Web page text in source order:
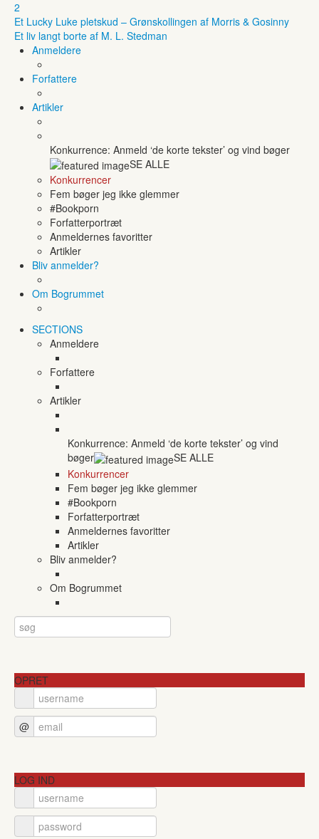
2
Et Lucky Luke pletskud – Grønskollingen af Morris & Gosinny
Et liv langt borte af M. L. Stedman
Anmeldere
Forfattere
Artikler
Konkurrence: Anmeld ‘de korte tekster’ og vind bøger
SE ALLE
Konkurrencer
Fem bøger jeg ikke glemmer
#Bookporn
Forfatterportræt
Anmeldernes favoritter
Artikler
Bliv anmelder?
Om Bogrummet
SECTIONS
Anmeldere
Forfattere
Artikler
Konkurrence: Anmeld ‘de korte tekster’ og vind
bøger
SE ALLE
Konkurrencer
Fem bøger jeg ikke glemmer
#Bookporn
Forfatterportræt
Anmeldernes favoritter
Artikler
Bliv anmelder?
Om Bogrummet
OPRET
@
LOG IND